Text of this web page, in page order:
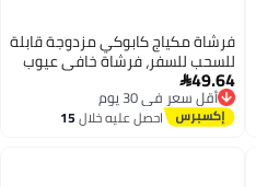
فرشاة مكياج كابوكي مزدوجة قابلة
للسحب للسفر، فرشاة خافي عيوب
وفرشاة أساس مزدوجة مع غطاء
لتطبيق أحمر الخدود، البرونزر،
والبودرة الخالية من العيوب.
49.64
أقل سعر في 30 يوم
توصيل مجاني
أقل سعر في 30 يوماحصل عليه خلال15